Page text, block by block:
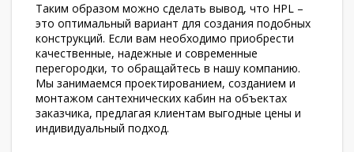
Таким образом можно сделать вывод, что HPL –
это оптимальный вариант для создания подобных
конструкций. Если вам необходимо приобрести
качественные, надежные и современные
перегородки, то обращайтесь в нашу компанию.
Мы занимаемся проектированием, созданием и
монтажом сантехнических кабин на объектах
заказчика, предлагая клиентам выгодные цены и
индивидуальный подход.